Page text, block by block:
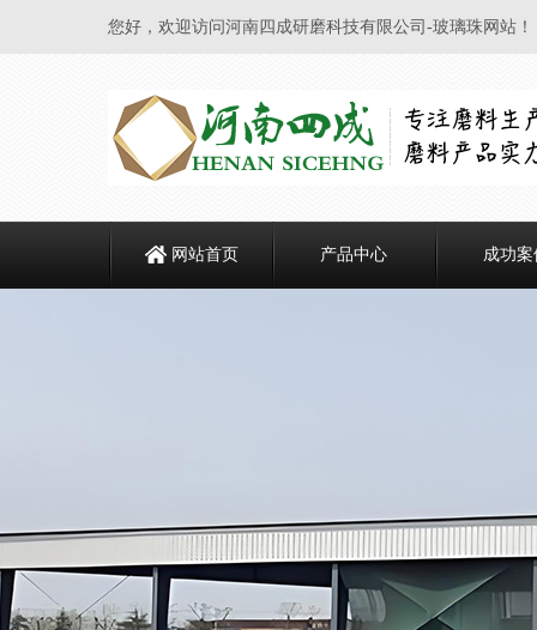
您好，欢迎访问河南四成研磨科技有限公司-玻璃珠网站！
网站首页 产品中心 成功案